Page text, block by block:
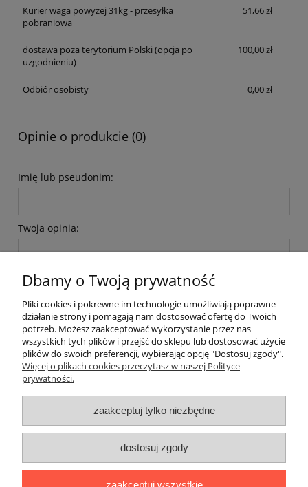
Kurier waga powyżej 31kg - przesyłka
pobraniowa
51,66 zł
dostawa poza terytorium Polski (opcja po
uzgodnieniu)
100,00 zł
Odbiór osobisty 0,00 zł
Opinie o produkcie (0)
Imię lub pseudonim:
Twoja opinia:
Inteligentny dom ( POCKET HOME )
Promocje i transport gratis
Automatyka NOVATEK
Polityka prywatności
Zwroty i reklamacje
Dbamy o Twoją prywatność
Pliki cookies i pokrewne im technologie umożliwiają poprawne
działanie strony i pomagają nam dostosować ofertę do Twoich
potrzeb. Możesz zaakceptować wykorzystanie przez nas
wszystkich tych plików i przejść do sklepu lub dostosować użycie
plików do swoich preferencji, wybierając opcję "Dostosuj zgody".
Więcej o plikach cookies przeczytasz w naszej Polityce
prywatności.
zaakceptuj tylko niezbędne
dostosuj zgody
zaakceptuj wszystkie